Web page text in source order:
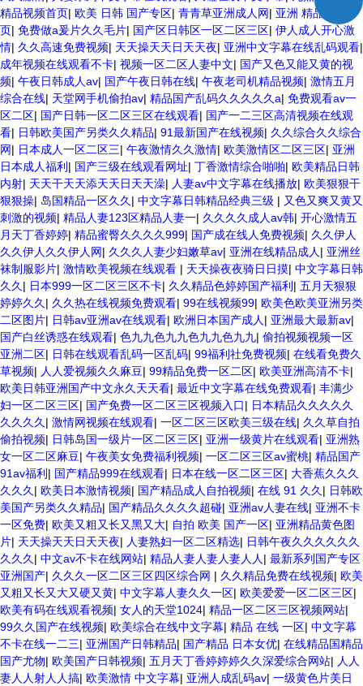
精品视频首页| 欧美 日韩 国产专区| 青青草亚洲成人网| 亚洲 精品 第一
页| 免费做a爰片久久毛片| 国产区日韩区一区二区三区| 伊人成人开心激
情| 久久高速免费视频| 天天操天天日天天夜| 亚洲中文字幕在线乱码观看|
成年视频在线观看不卡| 视频一区二区人妻中文| 国产又色又能又黄的视
频| 午夜日韩成人av| 国产午夜日韩在线| 午夜老司机精品视频| 激情五月
综合在线| 天堂网手机偷拍av| 精品国产乱码久久久久久a| 免费观看av一
区二区| 国产日韩一区二区三区在线观看| 国产一二三区高清视频在线观
看| 日韩欧美国产另类久久精品| 91最新国产在线视频| 久久综合久久综合
网| 日本成人一区二区三| 午夜激情久久激情| 欧美激情区二区三区| 亚洲
日本成人福利 | 国产三级在线观看网址| 丁香激情综合啪啪| 欧美精品日韩
内射| 天天干天天添天天日天天澡| 人妻av中文字幕在线播放| 欧美狠狠干
狠狠操| 岛国精品一区久久 | 中文字幕日韩精品经典三级 | 又色又爽又黄又
刺激的视频| 精品人妻123区精品人妻一| 久久久久成人av韩| 开心激情五
月天丁香婷婷| 精品蜜臀久久久久999| 国产成在线人免费视频| 久久伊人
久久伊人久久伊人网| 久久久人妻少妇嫩草av| 亚洲在线精品成人 | 亚洲丝
袜制服影片| 激情欧美视频在线观看 | 天天操夜夜骑日日摸| 中文字幕日韩
久久 | 日本999一区二区三区不卡| 久久精品色婷婷国产福利 | 五月天狠狠
婷婷久久 | 久久热在线视频免费观看| 99在线视频99| 欧美色欧美亚洲另类
二区图片| 日韩av亚洲av在线观看| 欧洲日本国产成人 | 亚洲最大最新av|
国产白丝诱惑在线观看| 色九九色九九色九九色九九| 偷拍视频视频一区
亚洲二区| 日韩在线观看乱码一区乱码| 99福利社免费视频| 在线看免费久
草视频| 人人爱视频久久麻豆| 99精品免费一区二区| 欧美亚洲高清不卡|
欧美日韩亚洲国产中文永久天天看| 最近中文字幕在线免费观看| 丰满少
妇一区二区三区| 国产免费一区二区三区视频入口| 日本精品久久久久久
久久久久 | 激情网视频在线观看| 一区二区三区欧美三级在线| 久久草自拍
偷拍视频| 日韩岛国一级片一区二区三区| 亚洲一级黄片在线观看| 亚洲熟
女一区二区麻豆| 午夜美女免费福利视频| 一区二区三区av蜜桃| 精品国产
91av福利 | 国产精品999在线观看| 日本在线一区二区三区| 大香蕉久久久
久久久 | 欧美日本激情视频| 国产精品成人自拍视频| 在线 91 久久 | 日韩欧
美国产另类久久精品| 国产精品久久久久超碰| 亚洲av人妻在线| 亚洲不卡
一区免费| 欧美又粗又长又黑又大| 自拍 欧美 国产一区| 亚洲精品黄色图
片| 天天操天天日天天夜| 人妻熟妇一区二区精选| 日韩午夜久久久久久久
久久久 | 中文av不卡在线网站| 精品人妻人妻人妻人人 | 最新系列国产专区
亚洲国产| 久久久一区二区三区四区综合网 | 久久精品免费在线视频| 欧美
又粗又长又大又硬又黄| 中文字幕人妻久久一区| 欧美爱爱一区二区三区|
欧美有码在线观看视频| 女人的天堂1024| 精品一区二区三区视频网站|
99久久国产在线视频| 欧美综合在线中文字幕| 精品 在线 一区| 中文字幕
不卡在线一二三| 亚洲国产日韩精品| 国产精品 日本女优| 在线精品国精品
国产尤物| 欧美国产日韩视频| 五月天丁香婷婷婷久久深爱综合网站| 人人
妻人人射人人搞| 欧美激情 中文字幕| 亚洲人成乱码av| 一级黄色片美日